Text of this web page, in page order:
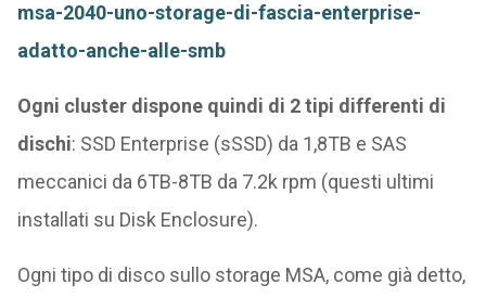
msa-2040-uno-storage-di-fascia-enterprise-
adatto-anche-alle-smb
Ogni cluster dispone quindi di 2 tipi differenti di
dischi: SSD Enterprise (sSSD) da 1,8TB e SAS
meccanici da 6TB-8TB da 7.2k rpm (questi ultimi
installati su Disk Enclosure).
Ogni tipo di disco sullo storage MSA, come già detto,